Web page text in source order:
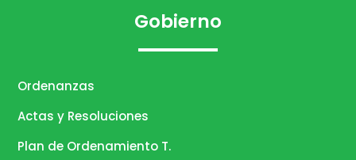
Gobierno
Ordenanzas
Actas y Resoluciones
Plan de Ordenamiento T.